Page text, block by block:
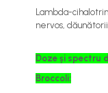
Porumb
Floarea soarelui
Cereale păioase
Soia, mazare, fasole
Lambda-cihalotrin
nervos,
Doze și spectru
Broccoli: